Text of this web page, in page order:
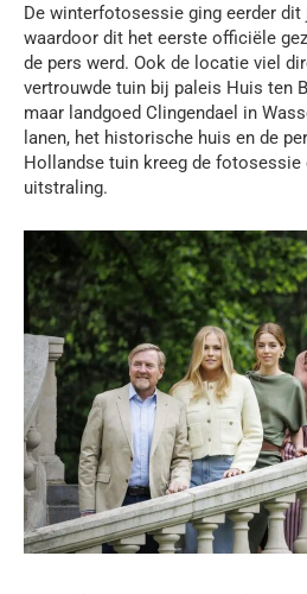
De winterfotosessie ging eerder
waardoor dit het eerste officiële
de pers werd. Ook de locatie viel
vertrouwde tuin bij paleis Huis ten
maar landgoed Clingendael in
lanen, het historische huis en de
Hollandse tuin kreeg de
uitstraling.